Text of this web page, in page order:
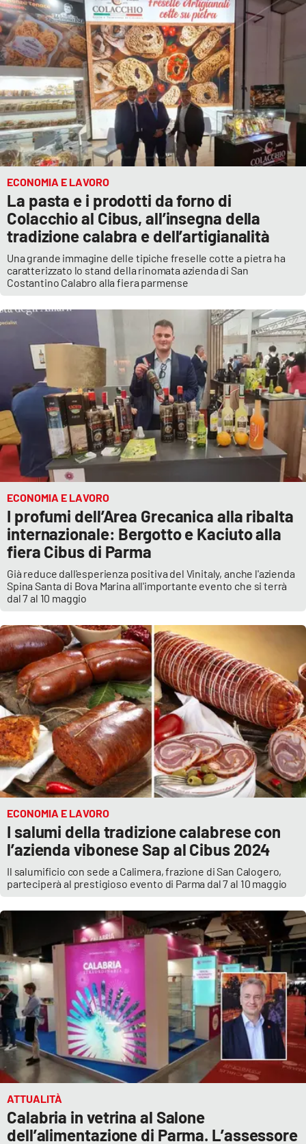
ECONOMIA E LAVORO
La pasta e i prodotti da forno di
Colacchio al Cibus, all’insegna della
tradizione calabra e dell’artigianalità
Una grande immagine delle tipiche freselle cotte a pietra ha
caratterizzato lo stand della rinomata azienda di San
Costantino Calabro alla fiera parmense
ECONOMIA E LAVORO
I profumi dell’Area Grecanica alla ribalta
internazionale: Bergotto e Kaciuto alla
fiera Cibus di Parma
Già reduce dall'esperienza positiva del Vinitaly, anche l'azienda
Spina Santa di Bova Marina all'importante evento che si terrà
dal 7 al 10 maggio
ECONOMIA E LAVORO
I salumi della tradizione calabrese con
l’azienda vibonese Sap al Cibus 2024
Il salumificio con sede a Calimera, frazione di San Calogero,
parteciperà al prestigioso evento di Parma dal 7 al 10 maggio
ATTUALITÀ
Calabria in vetrina al Salone
dell’alimentazione di Parma. L’assessore